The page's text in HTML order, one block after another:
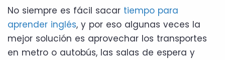
No siempre es fácil sacar tiempo para
aprender inglés, y por eso algunas veces la
mejor solución es aprovechar los transportes
en metro o autobús, las salas de espera y